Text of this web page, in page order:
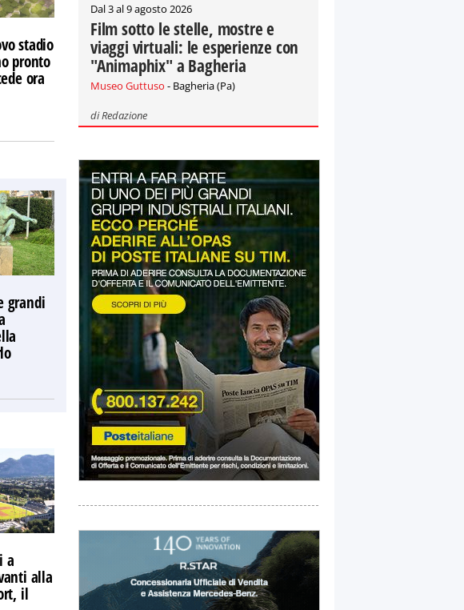
stadio
pronto
ora
grandi
a
alla
il
Dal 3 al 9 agosto 2026
Film sotto le stelle, mostre e
viaggi virtuali: le esperienze con
"Animaphix" a Bagheria
Museo Guttuso - Bagheria (Pa)
diRedazione